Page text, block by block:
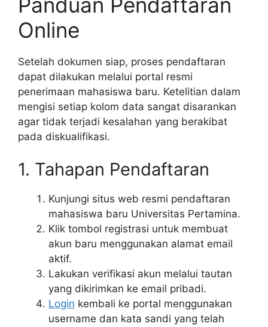
Online
Setelah dokumen siap, proses pendaftaran
dapat dilakukan melalui portal resmi
penerimaan mahasiswa baru. Ketelitian dalam
mengisi setiap kolom data sangat disarankan
agar tidak terjadi kesalahan yang berakibat
pada diskualifikasi.
1. Tahapan Pendaftaran
Kunjungi situs web resmi pendaftaran
mahasiswa baru Universitas Pertamina.
Klik tombol registrasi untuk membuat
akun baru menggunakan alamat email
aktif.
Lakukan verifikasi akun melalui tautan
yang dikirimkan ke email pribadi.
Login kembali ke portal menggunakan
username dan kata sandi yang telah